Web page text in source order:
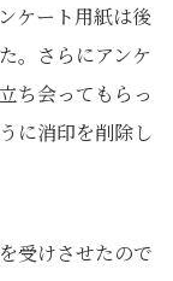
ケート用紙は後
。さらにアンケ
ち会ってもらっ
に消印を削除し
受けさせたので